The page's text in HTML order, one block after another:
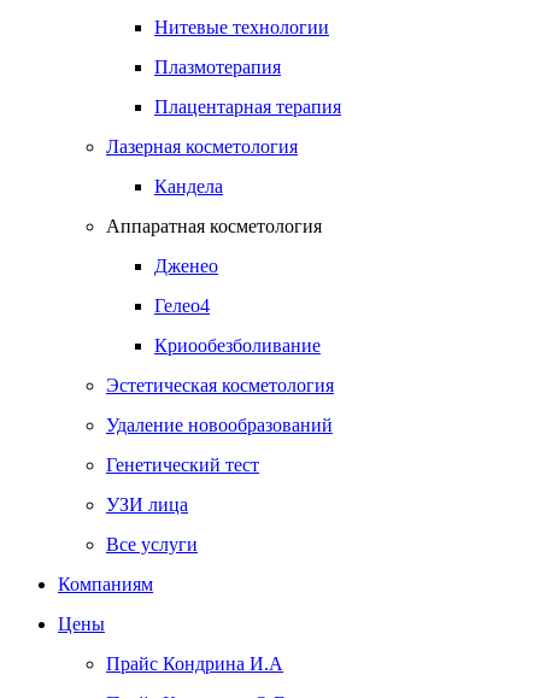
Нитевые технологии
Плазмотерапия
Плацентарная терапия
Лазерная косметология
Кандела
Аппаратная косметология
Дженео
Гелео4
Криообезболивание
Эстетическая косметология
Удаление новообразований
Генетический тест
УЗИ лица
Все услуги
Компаниям
Цены
Прайс Кондрина И.А